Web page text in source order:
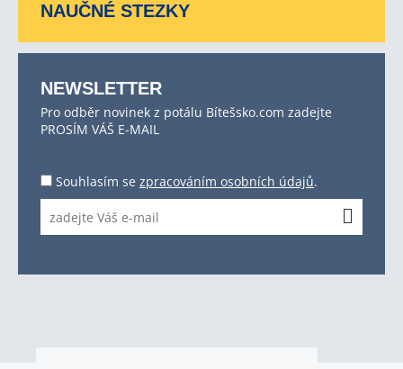
NAUČNÉ STEZKY
NEWSLETTER
Pro odběr novinek z potálu Bítešsko.com zadejte
PROSÍM VÁŠ E-MAIL
Souhlasím se zpracováním osobních údajů.